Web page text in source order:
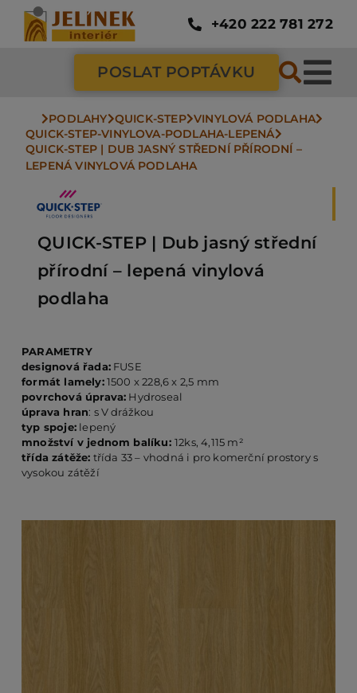
Přeskočit
obsah
+420 222 781 272
POSLAT POPTÁVKU
PODLAHY QUICK-STEP VINYLOVÁ PODLAHA
QUICK-STEP-VINYLOVA-PODLAHA-LEPENÁ
QUICK-STEP | DUB JASNÝ STŘEDNÍ PŘÍRODNÍ –
LEPENÁ VINYLOVÁ PODLAHA
QUICK-STEP | Dub jasný střední
přírodní – lepená vinylová
podlaha
PARAMETRY
designová řada:FUSE
formát lamely:1500 x 228,6 x 2,5 mm
povrchová úprava: Hydroseal
úprava hran: s V drážkou
typ spoje:lepený
množství v jednom balíku:12ks, 4,115 m²
třída zátěže: třída 33 – vhodná i pro komerční prostory s
vysokou zátěží